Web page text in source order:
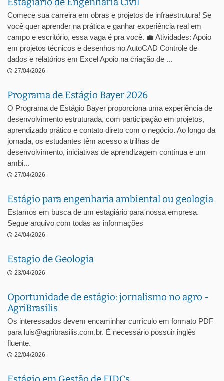
Comece sua carreira em obras e projetos de infraestrutura! Se
você quer aprender na prática e ganhar experiência real em
campo e escritório, essa vaga é pra você. 💼 Atividades: Apoio
em projetos técnicos e desenhos no AutoCAD Controle de
dados e relatórios em Excel Apoio na criação de ...
27/04/2026
Programa de Estágio Bayer 2026
O Programa de Estágio Bayer proporciona uma experiência de
desenvolvimento estruturada, com participação em projetos,
aprendizado prático e contato direto com o negócio. Ao longo da
jornada, os estudantes têm acesso a trilhas de
desenvolvimento, iniciativas de aprendizagem contínua e um
ambi...
27/04/2026
Estágio para engenharia ambiental ou geologia
Estamos em busca de um estagiário para nossa empresa.
Segue arquivo com todas as informações
24/04/2026
Estagio de Geologia
23/04/2026
Oportunidade de estágio: jornalismo no agro -
AgriBrasilis
Os interessados devem encaminhar currículo em formato PDF
para luis@agribrasilis.com.br. É necessário possuir inglês
fluente.
22/04/2026